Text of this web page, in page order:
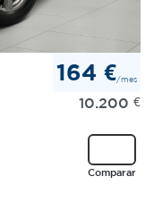
164 €/mes
10.200 €
Comparar